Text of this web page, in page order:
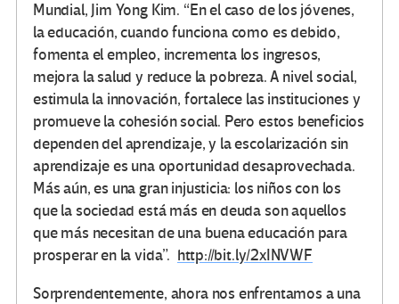
Mundial, Jim Yong Kim. “En el caso de los jóvenes,
la educación, cuando funciona como es debido,
fomenta el empleo, incrementa los ingresos,
mejora la salud y reduce la pobreza. A nivel social,
estimula la innovación, fortalece las instituciones y
promueve la cohesión social. Pero estos beneficios
dependen del aprendizaje, y la escolarización sin
aprendizaje es una oportunidad desaprovechada.
Más aún, es una gran injusticia: los niños con los
que la sociedad está más en deuda son aquellos
que más necesitan de una buena educación para
prosperar en la vida”. http://bit.ly/2xINVWF
Sorprendentemente, ahora nos enfrentamos a una